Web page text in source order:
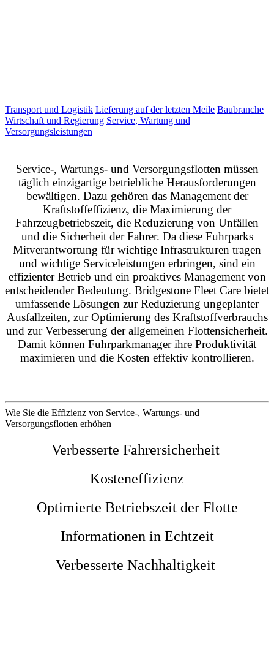
Transport und Logistik Lieferung auf der letzten Meile Baubranche
Wirtschaft und Regierung Service, Wartung und
Versorgungsleistungen
Service-, Wartungs- und Versorgungsflotten müssen
täglich einzigartige betriebliche Herausforderungen
bewältigen. Dazu gehören das Management der
Kraftstoffeffizienz, die Maximierung der
Fahrzeugbetriebszeit, die Reduzierung von Unfällen
und die Sicherheit der Fahrer. Da diese Fuhrparks
Mitverantwortung für wichtige Infrastrukturen tragen
und wichtige Serviceleistungen erbringen, sind ein
effizienter Betrieb und ein proaktives Management von
entscheidender Bedeutung. Bridgestone Fleet Care bietet
umfassende Lösungen zur Reduzierung ungeplanter
Ausfallzeiten, zur Optimierung des Kraftstoffverbrauchs
und zur Verbesserung der allgemeinen Flottensicherheit.
Damit können Fuhrparkmanager ihre Produktivität
maximieren und die Kosten effektiv kontrollieren.
Wie Sie die Effizienz von Service-, Wartungs- und
Versorgungsflotten erhöhen
Verbesserte Fahrersicherheit
Kosteneffizienz
Optimierte Betriebszeit der Flotte
Informationen in Echtzeit
Verbesserte Nachhaltigkeit